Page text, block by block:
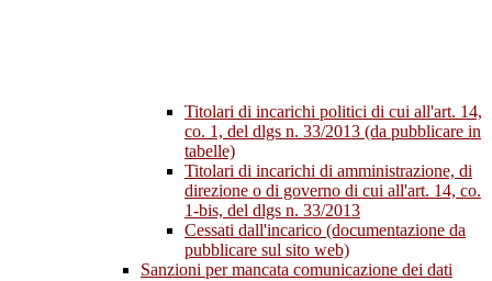
Titolari di incarichi politici di cui all'art. 14,
co. 1, del dlgs n. 33/2013 (da pubblicare in
tabelle)
Titolari di incarichi di amministrazione, di
direzione o di governo di cui all'art. 14, co.
1-bis, del dlgs n. 33/2013
Cessati dall'incarico (documentazione da
pubblicare sul sito web)
Sanzioni per mancata comunicazione dei dati